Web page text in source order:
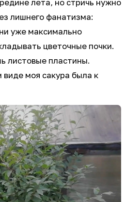
лета, но стричь нужно
лишнего фанатизма:
уже максимально
цветочные почки.
листовые пластины.
моя сакура была к